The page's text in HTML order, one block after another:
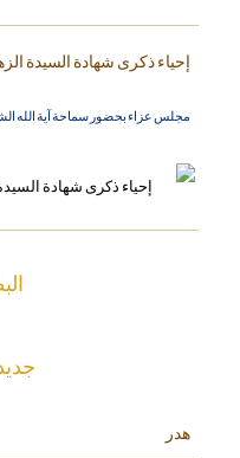
إحياء ذكرى شهادة السيدة
مجلس عزاء بحضور سماحة آية الله
هدر